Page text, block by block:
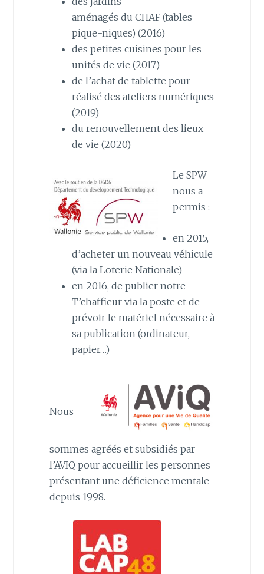
aménagés du CHAF (tables
pique-niques) (2016)
des petites cuisines pour les
unités de vie (2017)
de l’achat de tablette pour
réalisé des ateliers numériques
(2019)
du renouvellement des lieux
de vie (2020)
Le SPW
nous a
permis :
en 2015,
d’acheter un nouveau véhicule
(via la Loterie Nationale)
en 2016, de publier notre
T’chaffieur via la poste et de
prévoir le matériel nécessaire à
sa publication (ordinateur,
papier…)
Nous
sommes agréés et subsidiés par
l’AVIQ pour accueillir les personnes
présentant une déficience mentale
depuis 1998.